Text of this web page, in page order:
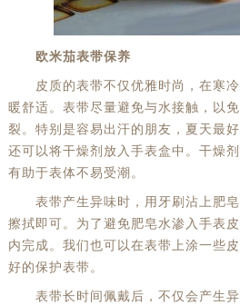
欧米茄表带保养
皮质的表带不仅优雅时尚，在寒冷
暖舒适。表带尽量避免与水接触，以
裂。特别是容易出汗的朋友，夏天最
还可以将干燥剂放入手表盒中。干燥
有助于表体不易受潮。
表带产生异味时，用牙刷沾上肥皂
擦拭即可。为了避免肥皂水渗入手表
内完成。我们也可以在表带上涂一些
好的保护表带。
表带长时间佩戴后，不仅会产生异